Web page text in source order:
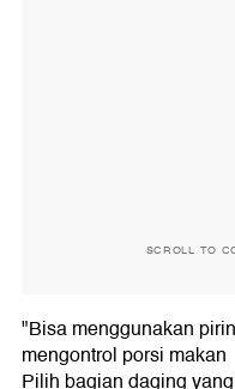
SCROLL TO
"Bisa menggunakan
mengontrol porsi makan
Pilih bagian daging